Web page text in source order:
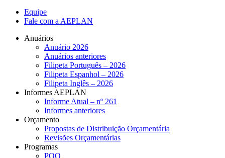
Equipe
Fale com a AEPLAN
Anuários
Anuário 2026
Anuários anteriores
Filipeta Português – 2026
Filipeta Espanhol – 2026
Filipeta Inglês – 2026
Informes AEPLAN
Informe Atual – nº 261
Informes anteriores
Orçamento
Propostas de Distribuição Orçamentária
Revisões Orçamentárias
Programas
PQO